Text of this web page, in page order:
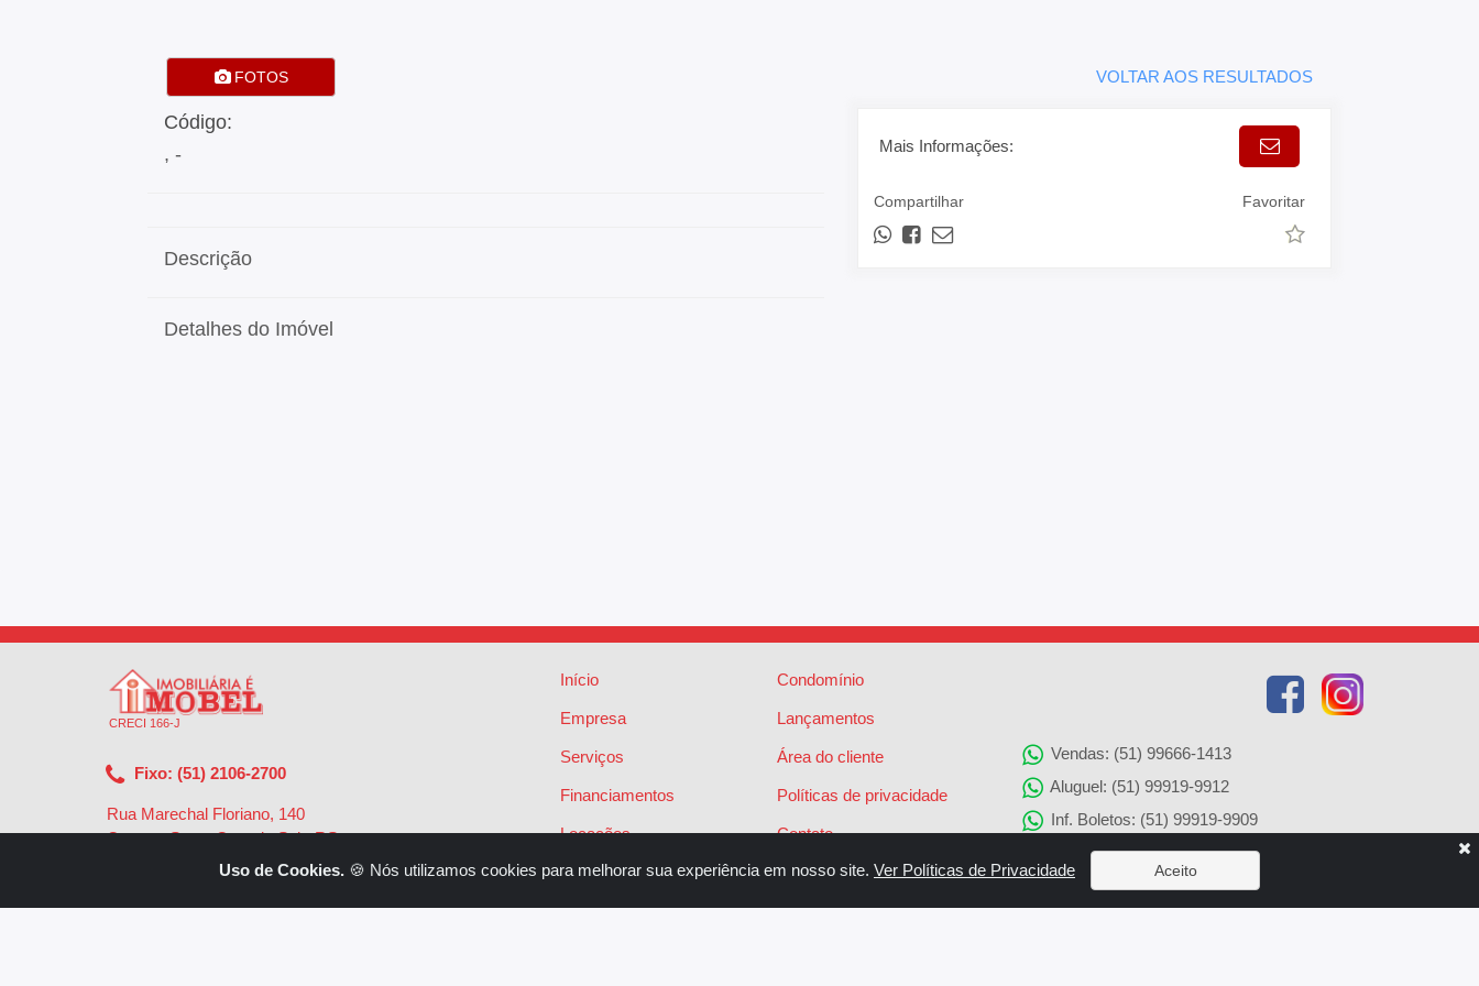
FOTOS VOLTAR AOS RESULTADOS
Código:
, -
Descrição
Detalhes do Imóvel
Mais Informações:
Compartilhar Favoritar
CRECI 166-J
Fixo: (51) 2106-2700
Rua Marechal Floriano, 140
Centro - Santa Cruz do Sul - RS -
Início
Empresa
Serviços
Financiamentos
Locações
Vendas
Condomínio
Lançamentos
Área do cliente
Políticas de privacidade
Contato
Vendas: (51) 99666-1413
Aluguel: (51) 99919-9912
Inf. Boletos: (51) 99919-9909
Agenciamento de Imóveis: (51) 99919-9905
Solicitação de Reparos: (51) 99919-9907
Uso de Cookies. 🍪 Nós utilizamos cookies para melhorar sua experiência em nosso site. Ver Políticas de Privacidade Aceito